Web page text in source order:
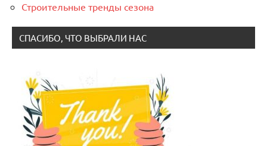
Строительные тренды сезона
СПАСИБО, ЧТО ВЫБРАЛИ НАС